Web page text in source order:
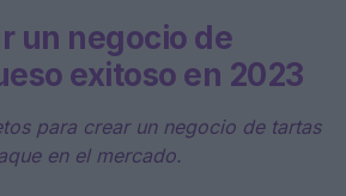
un negocio de
exitoso en 2023
para crear un negocio de tartas
en el mercado.